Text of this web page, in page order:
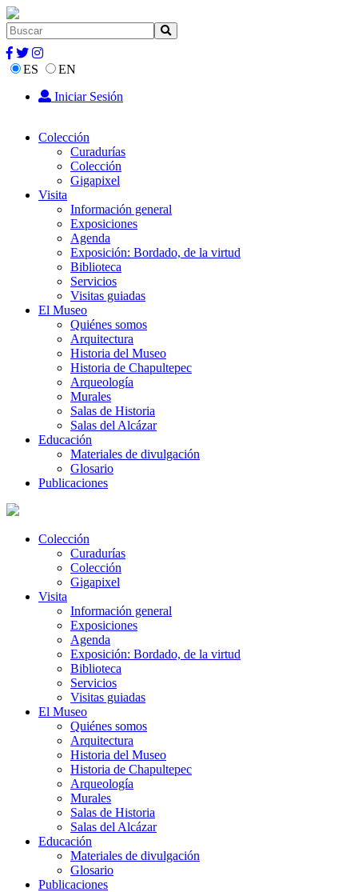
ES
EN
Iniciar Sesión
Colección
Curadurías
Colección
Gigapixel
Visita
Información general
Exposiciones
Agenda
Exposición: Bordado, de la virtud
Biblioteca
Servicios
Visitas guiadas
El Museo
Quiénes somos
Arquitectura
Historia del Museo
Historia de Chapultepec
Arqueología
Murales
Salas de Historia
Salas del Alcázar
Educación
Materiales de divulgación
Glosario
Publicaciones
Colección
Curadurías
Colección
Gigapixel
Visita
Información general
Exposiciones
Agenda
Exposición: Bordado, de la virtud
Biblioteca
Servicios
Visitas guiadas
El Museo
Quiénes somos
Arquitectura
Historia del Museo
Historia de Chapultepec
Arqueología
Murales
Salas de Historia
Salas del Alcázar
Educación
Materiales de divulgación
Glosario
Publicaciones